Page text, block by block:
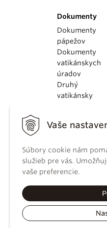
Vaše
Súbory cookie nám
služieb pre vás.
vaše preferencie.
Dokumenty
Dokumenty
pápežov
Dokumenty
vatikánskych
úradov
Druhý
vatikánsky
KBS
kánonického
práva
Katechizmus